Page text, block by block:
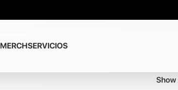
MERCHSERVICIOS
Show